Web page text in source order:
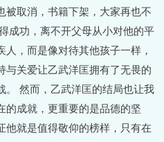
被取消，书籍下架，大家再也不
成功，离不开父母从小对他的平
，而是像对待其他孩子一样，
与关爱让乙武洋匡拥有了无畏的
。 然而，乙武洋匡的结局也让我
的成就，更重要的是品德的坚
他就是值得敬仰的榜样，只有在